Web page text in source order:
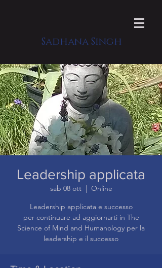
Sadhana Singh
Leadership applicata
sab 08 ott
  |
Online
Leadership applicata e successo
per continuare ad aggiornarti in The
Science of Mind and Humanology per la
leadership e il successo